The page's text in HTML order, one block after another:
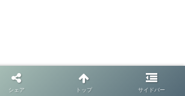
シェア トップ サイドバー